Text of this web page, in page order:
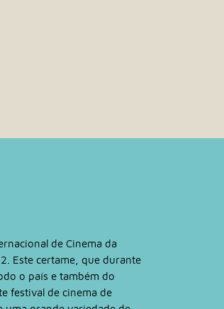
de Cinema da
Este certame, que durante
o país e também do
festival de cinema de